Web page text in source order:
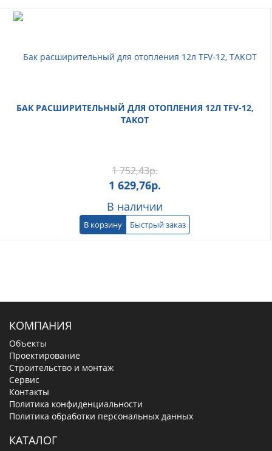
БАК РАСШИРИТЕЛЬНЫЙ ДЛЯ ОТОПЛЕНИЯ 12Л TFV-12,
TAKOT
1 752,43р.
1 629,76р.
В наличии
В корзину Быстрый заказ
КОМПАНИЯ
Объекты
Проектирование
Строительство и монтаж
Сервис
Контакты
Политика конфиденциальности
Политика обработки персональных данных
КАТАЛОГ